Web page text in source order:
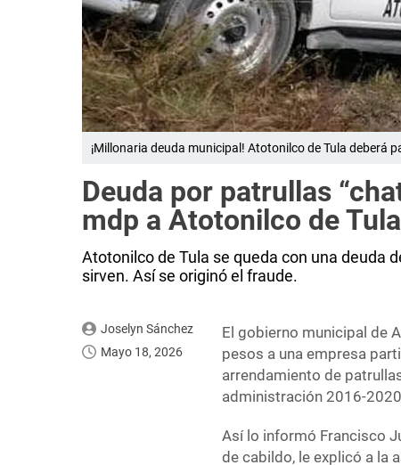
¡Millonaria deuda municipal! Atotonilco de Tula deberá
Deuda por patrullas
mdp a Atotonilco de Tula
Atotonilco de Tula se queda con una deuda
sirven. Así se originó el fraude.
Joselyn Sánchez
Mayo 18, 2026
El gobierno municipal de
pesos a una empresa
arrendamiento de
administración 2016-
Así lo informó Francisco
de cabildo, le explicó a la